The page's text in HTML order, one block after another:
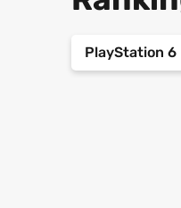
PlayStation 6